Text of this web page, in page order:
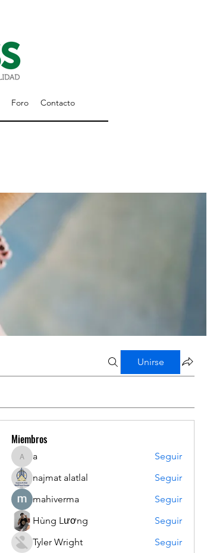
Foro Contacto
Unirse
Miembros
a
a
Seguir
najmat alatlal
Seguir
mahiverma
Seguir
Hùng Lương
Seguir
Tyler Wright
Seguir